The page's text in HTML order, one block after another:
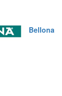
Bellona